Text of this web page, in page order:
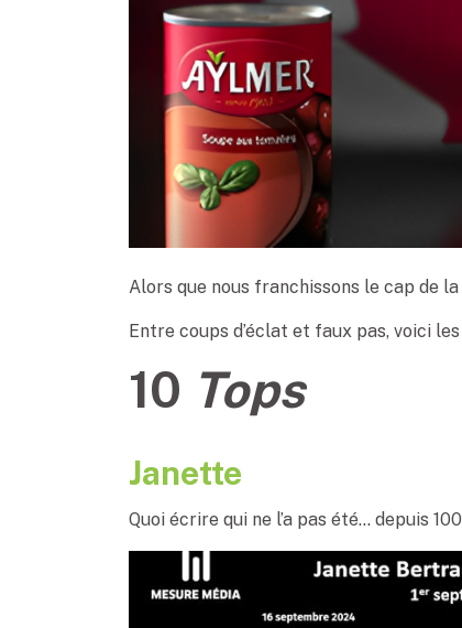
Alors que nous franchissons le cap de
Entre coups d’éclat et faux pas, voici
10 Tops
Janette
Quoi écrire qui ne l’a pas été… depuis